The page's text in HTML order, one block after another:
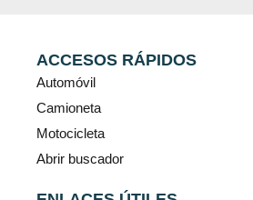
ACCESOS RÁPIDOS
Automóvil
Camioneta
Motocicleta
Abrir buscador